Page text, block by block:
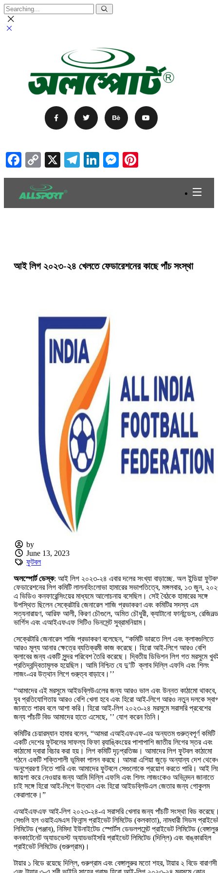
Facebook
Copy
Link
X Telegram
LinkedIn
Messenger
আই লিগ ২০২৩-২৪ খেলতে ফেডারেশনের কাছে পাঁচ সংস্থা
by
June 13, 2023
ফুটবল
অলস্পোর্ট ডেস্ক: আই লিগ ২০২৩-২৪ এবার দলের সংখ্যা বাড়াচ্ছে. অল ইন্ডিয়া
ফেডারেশনের লিগ কমিটি লালনহিংলোভা হামারের সভাপতিত্বে, মঙ্গলবার, ১৩ জুন,
এ ভিডিও কনফারেন্সিংয়ের মাধ্যমে আলোচনায় বসেছিল। সেই বৈঠকে হামারের সঙ্গে
উপস্থিত ছিলেন সেক্রেটারি জেনারেল শাজি প্রভাকরণ এবং কমিটির সদস্য এম
সত্যনারায়ণ, আরিফ আলী, কিরণ চৌগুলে, অমিত চৌধুরী, ক্যাটানো ফার্নান্ডেস, রেজিনল্ড
ভার্গিস এবং এআইএফএফ সিটিও ভিনসেন্ট সুব্রামনিয়াম।
সেক্রেটারি জেনারেল শাজি প্রভাকরণ বলেছেন, “কমিটি ভারতে লিগ এবং ক্লাবগুলিতে
আরও মূল্য আনার ক্ষেত্রে ব্যতিক্রমী কাজ করেছে। হিরো আই-লিগে আরও বেশি
ক্লাবের জন্য একটি সুন্দর পরিবেশ তৈরি করেছে। দ্বিতীয় ডিভিশন লিগ গত মরসুমে
প্রতিদ্বন্দ্বিতামূলক হয়েছিল। আমি নিশ্চিত যে দু’টি ক্লাব দিল্লি এফসি এবং শিলং
লাজং-এর উত্থান লিগে গুরু্ত্ব বাড়াবে।’’
“আমাদের এই মরসুমে আইডব্লিউএলের জন্য আরও ভাল এবং উন্নত কাঠামো থাকবে,
যুব প্রতিযোগিতায় আরও বেশি খেলা হবে এবং হিরো আই-লিগে আরও নতুন দলকে
জানাতে পারব বলে আশা করি। হিরো আই-লিগ ২০২৩-২৪ মরসুমে সরাসরি প্রবেশের
জন্য পাঁচটি বিড আমাদের হাতে এসেছে, ’’ যোগ করেন তিনি।
কমিটির চেয়ারম্যান হামার বলেন, “আমরা এআইএফএফ-এর অন্যতম গুরুত্বপূর্ণ
একটি দেশের ফুটবলের সাফল্য ফিফা র‍্যাঙ্কিংয়ের পাশাপাশি জাতীয় লিগের স্তর এবং
কাঠামো দ্বারা বিচার করা হয়। লিগ কমিটি দৃঢ়প্রতিজ্ঞ। আমাদের লিগ ফুটবল কাঠামো
গঠনে একটি শক্তিশালী ভূমিকা পালন করছে। আমরা এশিয়া জুড়ে অন্যান্য দেশ
অনুপ্রেরণা নিতে পারি এবং আমাদের ফুটবলে সেগুলোকে প্রয়োগ করতে পারি। আই
জায়গা করে নেওয়ার জন্য আমি দিল্লি এফসি এবং শিলং লাজংকেও অভিনন্দন জানাতে
চাই সঙ্গে হিরো আই-লিগে উত্থান এবং হিরো আইডব্লিউএল জেতার জন্য গোকুলম
কেরালাকে।”
এআইএফএফ আই-লিগ ২০২৩-২৪-এ সরাসরি খেলার জন্য পাঁচটি সংস্থা বিড
সেগুলি হল ওয়াইএমএস ফিনান্স প্রাইভেট লিমিটেড (কলকাতা), নামধারী সিডস
লিমিটেড (পঞ্জাব), ‌নিমিদা ইউনাইটেড স্পোর্টস ডেভলপমেন্ট প্রাইভেট লিমিটেড
কনকাটেনেট অ্যাডভেস্ট অ্যাডভাইসরি প্রাইভেট লিমিটেড (দিল্লি) এবং বাঙ্কারহিল
প্রাইভেট লিমিটেড (গুরুগ্রাম)।
টায়ার ১ বিডে রয়েছে দিল্লি, গুরুগ্রাম এবং বেঙ্গালুরুর মতো শহর, টায়ার ২ বিডে বারাণসী